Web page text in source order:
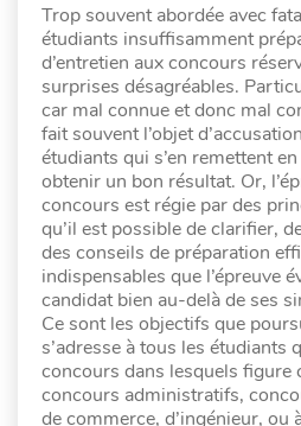
Trop souvent abordée avec
étudiants insuffisamment
d’entretien aux concours
surprises désagréables.
car mal connue et donc mal
fait souvent l’objet
étudiants qui s’en remettent
obtenir un bon résultat. Or,
concours est régie par des
qu’il est possible de clarifier,
des conseils de préparation
indispensables que l’épreuve
candidat bien au-delà de ses
Ce sont les objectifs que
s’adresse à tous les étudiants
concours dans lesquels figure
concours administratifs,
de commerce, d’ingénieur, ou